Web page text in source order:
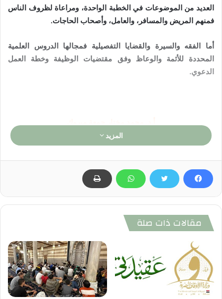
العديد من الموضوعات في الخطبة الواحدة، ومراعاة لظروف الناس
فمنهم المريض والمسافر، والعامل، وأصحاب الحاجات.
أما الفقه والسيرة والقضايا التفصيلية فمجالها الدروس العلمية
المحددة للأئمة والوعاظ وفق مقتضيات الوظيفة وخطة العمل
الدعوي.
وزير الأوقاف
المزيد
مقالات ذات صلة